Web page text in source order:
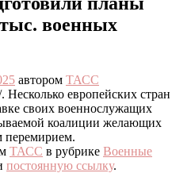
военных
автором ТАСС
европейских стран
своих военнослужащих
коалиции желающих
перемирием.
ТАСС в рубрике Военные
постоянную ссылку.